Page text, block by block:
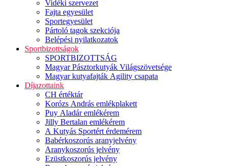
Vidéki szervezet
Fajta egyesület
Sportegyesület
Pártoló tagok szekciója
Belépési nyilatkozatok
Sportbizottságok
SPORTBIZOTTSÁG
Magyar Pásztorkutyák Világszövetsége
Magyar kutyafajták Agility csapata
Díjazottaink
CH értéktár
Korózs András emlékplakett
Puy Aladár emlékérem
Jilly Bertalan emlékérem
A Kutyás Sportért érdemérem
Babérkoszorús aranyjelvény
Aranykoszorús jelvény
Ezüstkoszorús jelvény